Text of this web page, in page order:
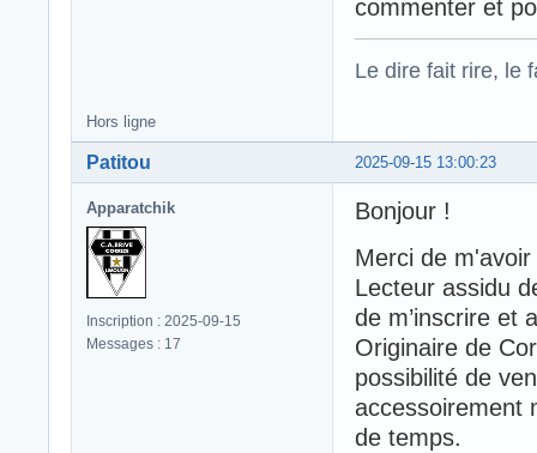
commenter et
Le dire fait rire, le
Hors ligne
2025-09-15 13:00:23
Patitou
Apparatchik
Inscription : 2025-09-15
Messages : 17
Bonjour !
Merci de
Lecteur assidu
de m’inscrire et
Originaire de
possibilité de
accessoirement
de temps.